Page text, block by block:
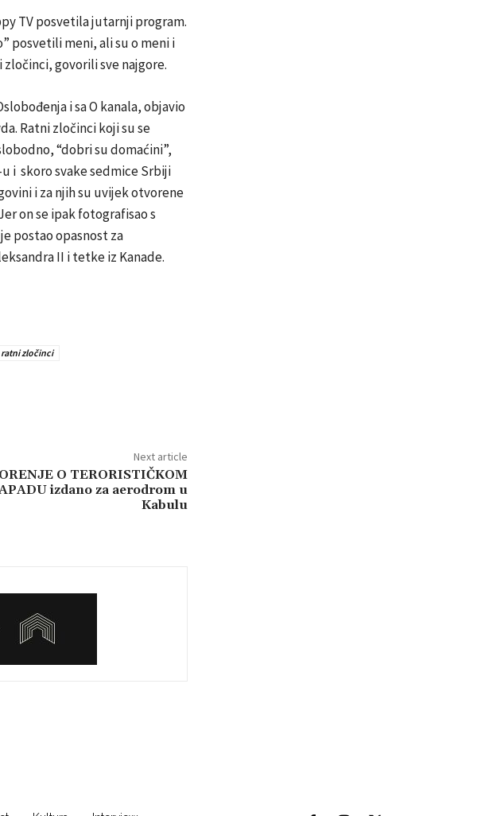
TV posvetila jutarnji program.
posvetili meni, ali su o meni i
govorili sve najgore.
i sa O kanala, objavio
Ratni zločinci koji su se
“dobri su domaćini”,
i skoro svake sedmice Srbiji
i za njih su uvijek otvorene
on se ipak fotografisao s
postao opasnost za
II i tetke iz Kanade.
ratni zločinci
Next article
O TERORISTIČKOM
izdano za aerodrom u
Kabulu